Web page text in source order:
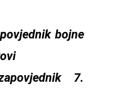
bojne
7.